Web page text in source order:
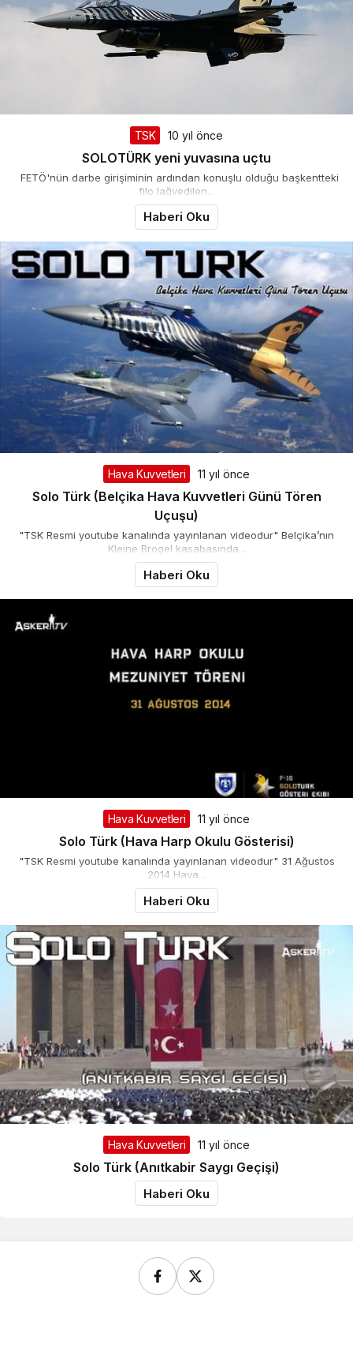
TSK 10 yıl önce
SOLOTÜRK yeni yuvasına uçtu
FETÖ'nün darbe girişiminin ardından konuşlu olduğu başkentteki
filo lağvedilen...
Haberi Oku
Hava Kuvvetleri 11 yıl önce
Solo Türk (Belçika Hava Kuvvetleri Günü Tören
Uçuşu)
"TSK Resmi youtube kanalında yayınlanan videodur" Belçika’nın
Kleine Brogel kasabasında...
Haberi Oku
Hava Kuvvetleri 11 yıl önce
Solo Türk (Hava Harp Okulu Gösterisi)
"TSK Resmi youtube kanalında yayınlanan videodur" 31 Ağustos
2014 Hava...
Haberi Oku
Hava Kuvvetleri 11 yıl önce
Solo Türk (Anıtkabir Saygı Geçişi)
Haberi Oku